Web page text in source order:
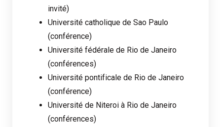
invité)
Université catholique de Sao Paulo
(conférence)
Université fédérale de Rio de Janeiro
(conférences)
Université pontificale de Rio de Janeiro
(conférence)
Université de Niteroi à Rio de Janeiro
(conférences)